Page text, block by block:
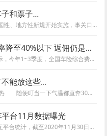
和票子...
自7月1日起，将有一大批全国性、地方性新规开始实施，事关口罩、车子和票子等，快一起来看看吧。 全国性新规 公职人员政...
数据分享 | 车险费用率降至40%以下 返佣仍是潜规则
记者拿到的一份业内材料显示，今年1~3季度，全国车险综合费用率分别为40.12%、39.17%及38.04%，分别同比上...
能放这些...
最近的天儿是越来越热 随便叮当一下气温都直奔30℃ 这时候 要是还能来上一杯冰镇的可乐 简直快乐似...
台11月数据曝光
据全国网约车监管信息交互平台统计，截至2020年11月30日，全国共有210家网约车平台公司取得网约车平台经营许可，各...